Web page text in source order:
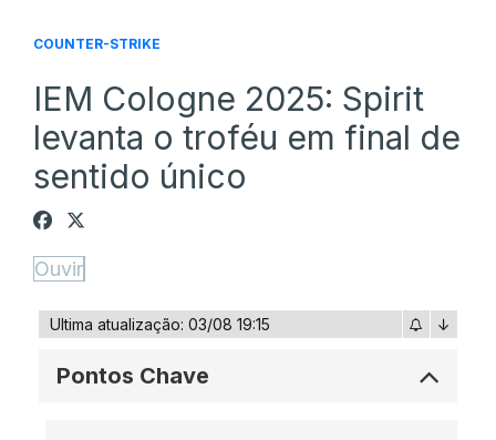
COUNTER-STRIKE
IEM Cologne 2025: Spirit
levanta o troféu em final de
sentido único
Ouvir
Ultima atualização: 03/08 19:15 ↓
Pontos Chave